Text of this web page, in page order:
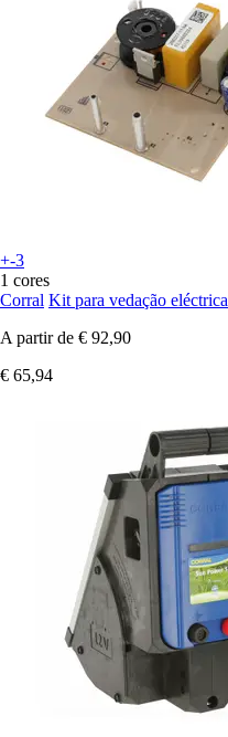
+-3
1 cores
Corral Kit para vedação eléctrica
A partir de € 92,90
€ 65,94